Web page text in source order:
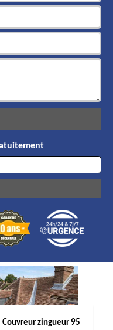
Couvreur zingueur 95